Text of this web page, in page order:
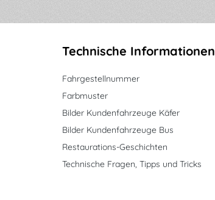
Technische Informationen
Fahrgestellnummer
Farbmuster
Bilder Kundenfahrzeuge Käfer
Bilder Kundenfahrzeuge Bus
Restaurations-Geschichten
Technische Fragen, Tipps und Tricks